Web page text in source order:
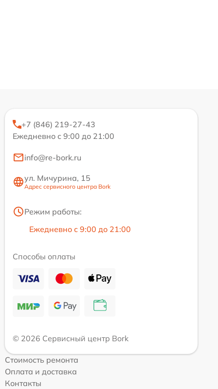
+7 (846) 219-27-43
Ежедневно с 9:00 до 21:00
info@re-bork.ru
ул. Мичурина, 15
Адрес сервисного центра Bork
Режим работы:
Ежедневно с 9:00 до 21:00
Способы оплаты
© 2026 Сервисный центр Bork
Стоимость ремонта
Оплата и доставка
Контакты